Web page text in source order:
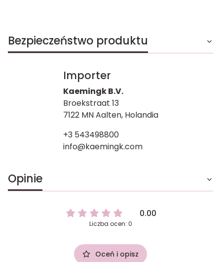
Bezpieczeństwo produktu
Importer
Kaemingk B.V.
Broekstraat 13
7122 MN Aalten, Holandia
+3 543498800
info@kaemingk.com
Opinie
0.00
Liczba ocen: 0
Oceń i opisz